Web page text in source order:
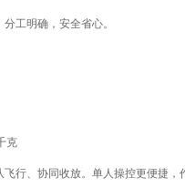
工明确，安全省心。
行、协同收放。单人操控更便捷，